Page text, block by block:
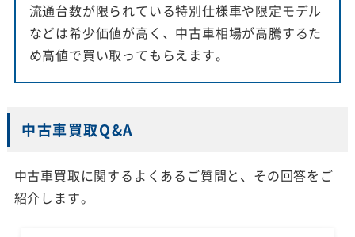
流通台数が限られている特別仕様車や限定モデル
などは希少価値が高く、中古車相場が高騰するた
め高値で買い取ってもらえます。
中古車買取Q&A
中古車買取に関するよくあるご質問と、その回答をご
紹介します。